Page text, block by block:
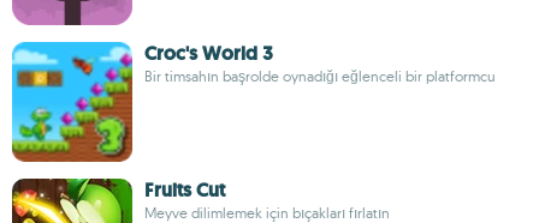
Croc's World 3
Bir timsahın başrolde oynadığı eğlenceli bir platformcu
Fruits Cut
Meyve dilimlemek için bıçakları fırlatın